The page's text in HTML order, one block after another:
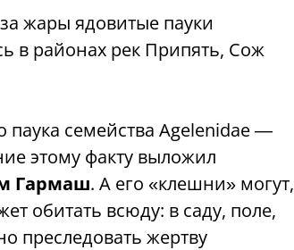
жары ядовитые пауки
в районах рек Припять, Сож
семейства Agelenidae —
этому факту выложил
Гармаш. А его «клешни» могут,
обитать всюду: в саду, поле,
преследовать жертву